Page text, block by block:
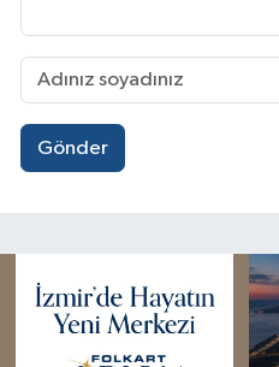
Gönder